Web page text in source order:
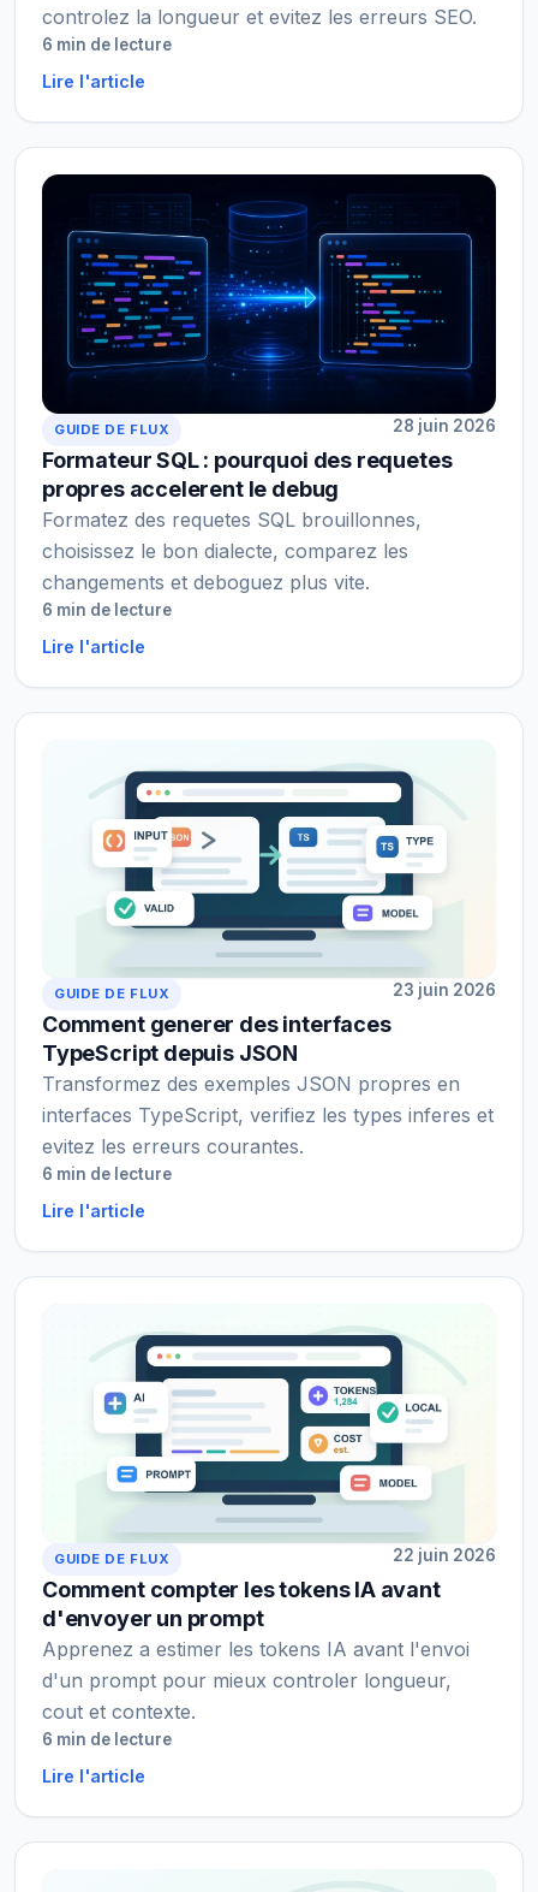
controlez la longueur et evitez les erreurs SEO.
6 min de lecture
Lire l'article
GUIDE DE FLUX 28 juin 2026
Formateur SQL : pourquoi des requetes
propres accelerent le debug
Formatez des requetes SQL brouillonnes,
choisissez le bon dialecte, comparez les
changements et deboguez plus vite.
6 min de lecture
Lire l'article
GUIDE DE FLUX 23 juin 2026
Comment generer des interfaces
TypeScript depuis JSON
Transformez des exemples JSON propres en
interfaces TypeScript, verifiez les types inferes et
evitez les erreurs courantes.
6 min de lecture
Lire l'article
GUIDE DE FLUX 22 juin 2026
Comment compter les tokens IA avant
d'envoyer un prompt
Apprenez a estimer les tokens IA avant l'envoi
d'un prompt pour mieux controler longueur,
cout et contexte.
6 min de lecture
Lire l'article